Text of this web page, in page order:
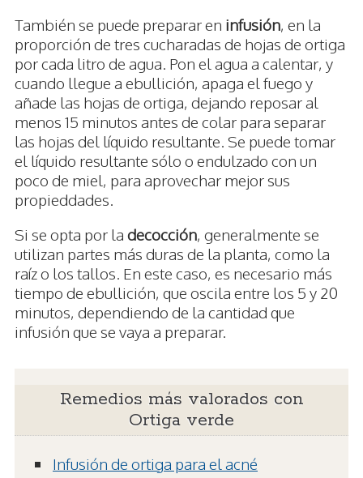
También se puede preparar en infusión, en la
proporción de tres cucharadas de hojas de ortiga
por cada litro de agua. Pon el agua a calentar, y
cuando llegue a ebullición, apaga el fuego y
añade las hojas de ortiga, dejando reposar al
menos 15 minutos antes de colar para separar
las hojas del líquido resultante. Se puede tomar
el líquido resultante sólo o endulzado con un
poco de miel, para aprovechar mejor sus
propieddades.
Si se opta por la decocción, generalmente se
utilizan partes más duras de la planta, como la
raíz o los tallos. En este caso, es necesario más
tiempo de ebullición, que oscila entre los 5 y 20
minutos, dependiendo de la cantidad que
infusión que se vaya a preparar.
Remedios más valorados con
Ortiga verde
Infusión de ortiga para el acné